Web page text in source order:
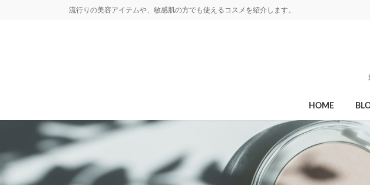
流行りの美容アイテムや、敏感肌の方でも使えるコスメを紹介します。
HOME